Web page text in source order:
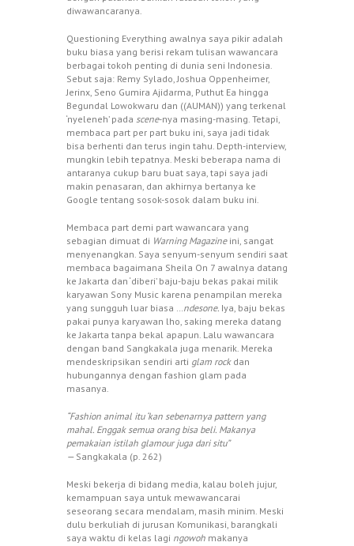
diwawancaranya.
Questioning Everything awalnya saya pikir adalah
buku biasa yang berisi rekam tulisan wawancara
berbagai tokoh penting di dunia seni Indonesia.
Sebut saja: Remy Sylado, Joshua Oppenheimer,
Jerinx, Seno Gumira Ajidarma, Puthut Ea hingga
Begundal Lowokwaru dan ((AUMAN)) yang terkenal
‘nyeleneh’ pada scene-nya masing-masing. Tetapi,
membaca part per part buku ini, saya jadi tidak
bisa berhenti dan terus ingin tahu. Depth-interview,
mungkin lebih tepatnya. Meski beberapa nama di
antaranya cukup baru buat saya, tapi saya jadi
makin penasaran, dan akhirnya bertanya ke
Google tentang sosok-sosok dalam buku ini.
Membaca part demi part wawancara yang
sebagian dimuat di Warning Magazineini, sangat
menyenangkan. Saya senyum-senyum sendiri saat
membaca bagaimana Sheila On 7 awalnya datang
ke Jakarta dan ‘diberi’ baju-baju bekas pakai milik
karyawan Sony Music karena penampilan mereka
yang sungguh luar biasa …ndesone. Iya, baju bekas
pakai punya karyawan lho, saking mereka datang
ke Jakarta tanpa bekal apapun. Lalu wawancara
dengan band Sangkakala juga menarik. Mereka
mendeskripsikan sendiri arti glam rockdan
hubungannya dengan fashion glam pada
masanya.
“Fashion animal itu ‘kan sebenarnya pattern yang
mahal. Enggak semua orang bisa beli. Makanya
pemakaian istilah glamour juga dari situ”
— Sangkakala (p. 262)
Meski bekerja di bidang media, kalau boleh jujur,
kemampuan saya untuk mewawancarai
seseorang secara mendalam, masih minim. Meski
dulu berkuliah di jurusan Komunikasi, barangkali
saya waktu di kelas lagi ngowoh makanya